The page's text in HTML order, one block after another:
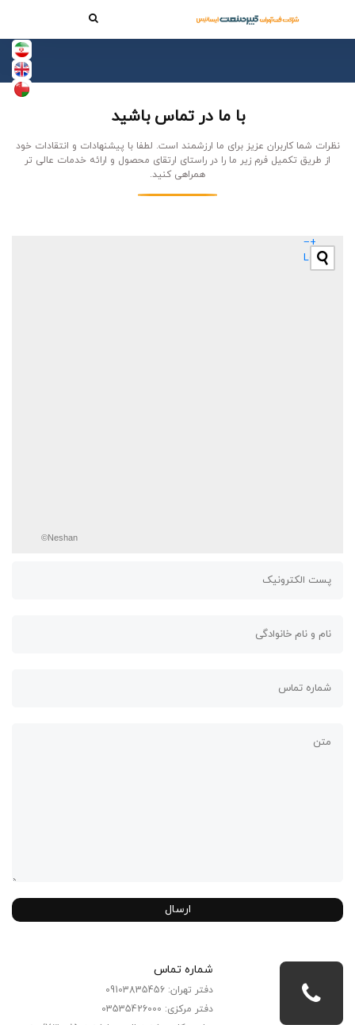
با ما در تماس باشید
نظرات شما کاربران عزیز برای ما ارزشمند است. لطفا با پیشنهادات و انتقادات خود
از طریق تکمیل فرم زیر ما را در راستای ارتقای محصول و ارائه خدمات عالی تر
همراهی کنید.
+
−
Leaflet
©Neshan
ارسال
شماره تماس
دفتر تهران: 09103835456
دفتر مرکزی: 03535426000